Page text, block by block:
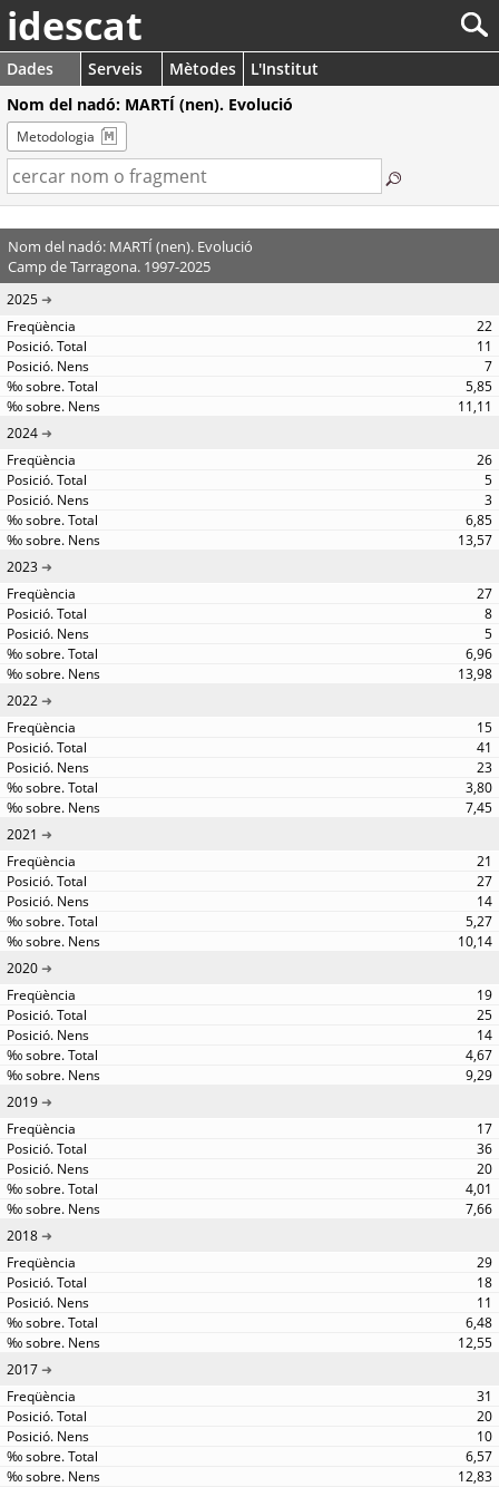
idescat
Dades Serveis Mètodes
L'Institut
Nom del nadó: MARTÍ (nen). Evolució
Metodologia
Nom del nadó: MARTÍ (nen). Evolució
Camp de Tarragona. 1997-2025
2025
22
11
7
5,85
11,11
2024
26
5
3
6,85
13,57
2023
27
8
5
6,96
13,98
2022
15
41
23
3,80
7,45
2021
21
27
14
5,27
10,14
2020
19
25
14
4,67
9,29
2019
17
36
20
4,01
7,66
2018
29
18
11
6,48
12,55
2017
31
20
10
6,57
12,83